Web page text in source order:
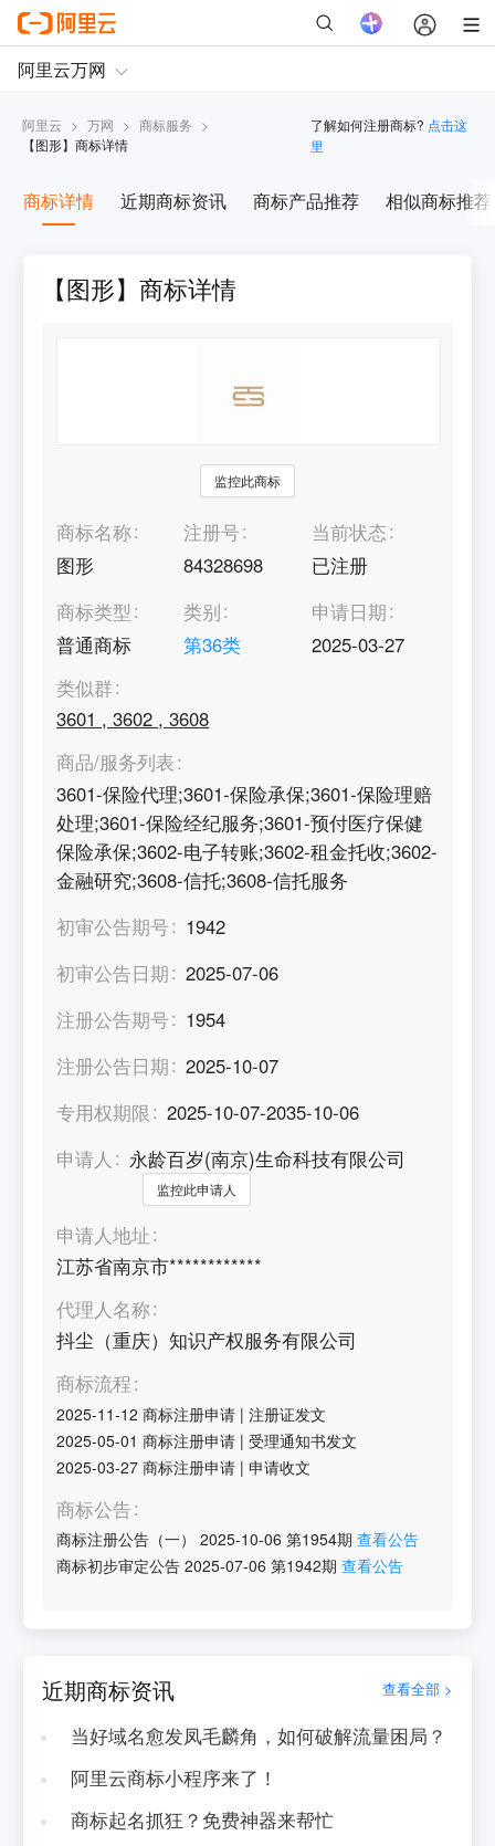
阿里云 > 万网 > 商标服务 >
【图形】商标详情
了解如何注册商标? 点击这
里
商标详情 近期商标资讯 商标产品推荐 相似商标推荐
【图形】商标详情
监控此商标
商标名称
图形
注册号
84328698
当前状态
已注册
商标类型
普通商标
类别
第36类
申请日期
2025-03-27
类似群
3601 ,3602 ,3608
商品/服务列表
3601-保险代理;3601-保险承保;3601-保险理赔
处理;3601-保险经纪服务;3601-预付医疗保健
保险承保;3602-电子转账;3602-租金托收;3602-
金融研究;3608-信托;3608-信托服务
初审公告期号
1942
初审公告日期
2025-07-06
注册公告期号
1954
注册公告日期
2025-10-07
专用权期限
2025-10-07-2035-10-06
申请人
永龄百岁(南京)生命科技有限公司
监控此申请人
申请人地址
江苏省南京市************
代理人名称
抖尘（重庆）知识产权服务有限公司
商标流程
2025-11-12 商标注册申请 |注册证发文
2025-05-01 商标注册申请 |受理通知书发文
2025-03-27 商标注册申请 |申请收文
商标公告
商标注册公告（一） 2025-10-06 第1954期 查看公告
商标初步审定公告 2025-07-06 第1942期 查看公告
近期商标资讯 查看全部 >
当好域名愈发凤毛麟角，如何破解流量困局？
阿里云商标小程序来了！
商标起名抓狂？免费神器来帮忙